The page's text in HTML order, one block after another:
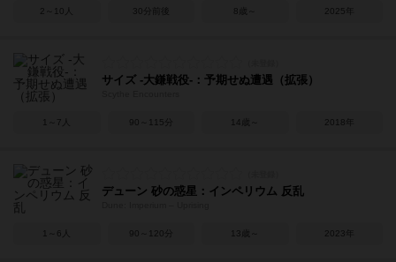
2～10人 30分前後 8歳～ 2025年
サイズ -大鎌戦役-：予期せぬ遭遇（拡張）
1～7人 90～115分 14歳～ 2018年
デューン 砂の惑星：インペリウム 反乱
1～6人 90～120分 13歳～ 2023年